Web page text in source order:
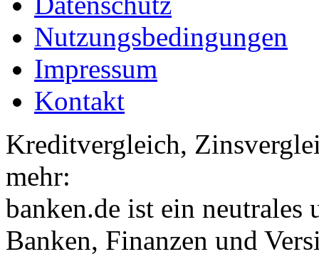
Nutzungsbedingungen
Impressum
Kontakt
Kreditvergleich,
mehr:
banken.de ist ein neutrales
Banken, Finanzen und